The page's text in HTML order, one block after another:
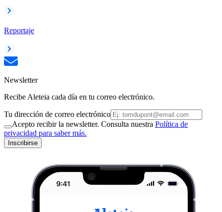
Reportaje
Newsletter
Recibe Aleteia cada día en tu correo electrónico.
Tu dirección de correo electrónico
Acepto recibir la newsletter. Consulta nuestra Política de
privacidad para saber más.
Inscribirse